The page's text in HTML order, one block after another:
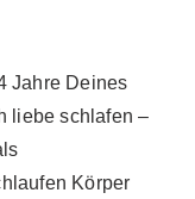
Jahre Deines
liebe schlafen –
Körper